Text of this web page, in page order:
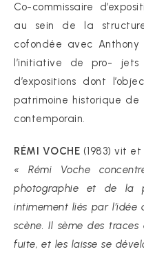
Co-commissaire
au sein de la
cofondée avec
l’initiative de pro- jets
d’expositions dont
patrimoine historique de
contemporain.
RÉMI VOCHE (1983) vit
« Rémi Voche
photographie et de la
intimement liés par l’idée
scène. Il sème des
fuite, et les laisse se